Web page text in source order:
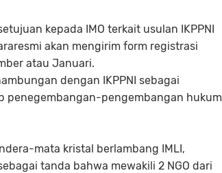
kepada IMO terkait usulan IKPPNI
akan mengirim form registrasi
atau Januari.
dengan IKPPNI sebagai
penegembangan-pengembangan hukum
mata kristal berlambang IMLI,
tanda bahwa mewakili 2 NGO dari